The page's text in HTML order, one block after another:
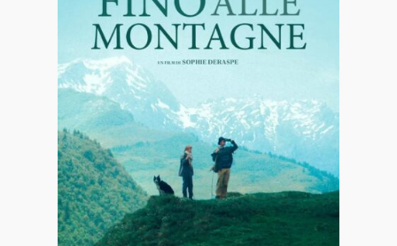
Acquista i biglietti